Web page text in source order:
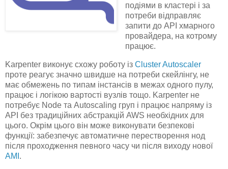
подіями в кластері і за
потреби відправляє
запити до API хмарного
провайдера, на котрому
працює.
Karpenter виконує схожу роботу із Cluster Autoscaler
проте реагує значно швидше на потреби скейлінгу, не
має обмежень по типам інстансів в межах одного пулу,
працює і логікою вартості вузлів тощо. Karpenter не
потребує Node та Autoscaling груп і працює напряму із
API без традиційних абстракцій AWS необхідних для
цього. Окрім цього він може виконувати безпекові
функції: забезпечує автоматичне перестворення нод
після проходження певного часу чи після виходу нової
AMI .